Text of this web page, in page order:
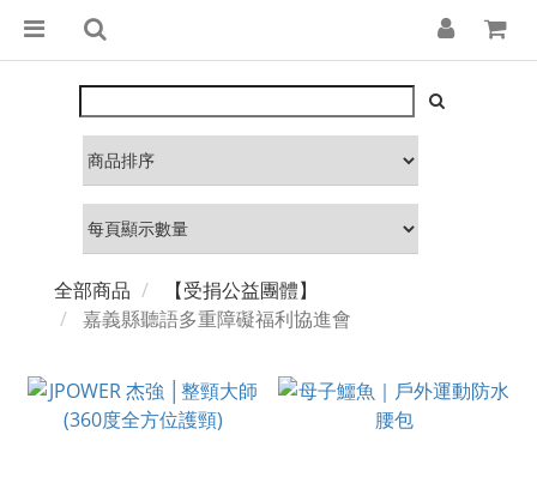
全部商品
【受捐公益團體】
嘉義縣聽語多重障礙福利協進會